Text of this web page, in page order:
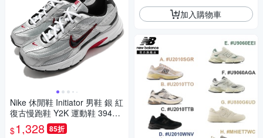
Nike 休閒鞋 Initiator 男鞋 銀 紅
復古慢跑鞋 Y2K 運動鞋 39405
5-001
$1,328 85折
加入購物車